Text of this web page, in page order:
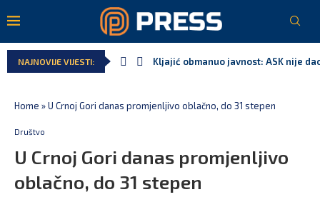
NAJNOVIJE VIJESTI: Kljajić obmanuo javnost: ASK nije
Home »U Crnoj Gori danas promjenljivo oblačno, do 31 stepen
Društvo
U Crnoj Gori danas promjenljivo
oblačno, do 31 stepen